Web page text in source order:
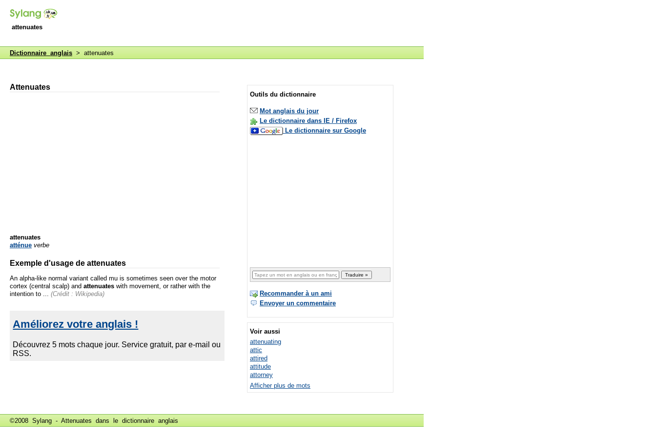
attenuates
Dictionnaire anglais > attenuates
Attenuates
attenuates
atténue verbe
Exemple d'usage de attenuates
An alpha-like normal variant called mu is sometimes seen over the motor
cortex (central scalp) and attenuates with movement, or rather with the
intention to ...
(Crédit : Wikipedia)
Outils du dictionnaire
Mot anglais du jour
Le dictionnaire dans IE / Firefox
Le dictionnaire sur Google
Recommander à un ami
Envoyer un commentaire
Voir aussi
attenuating
attic
attired
attitude
attorney
Afficher plus de mots
©2008 Sylang - Attenuates dans le dictionnaire anglais